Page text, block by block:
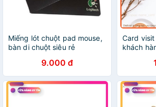
Miếng lót chuột pad mouse,
bàn di chuột siêu rẻ
9.000 đ
Card
khách